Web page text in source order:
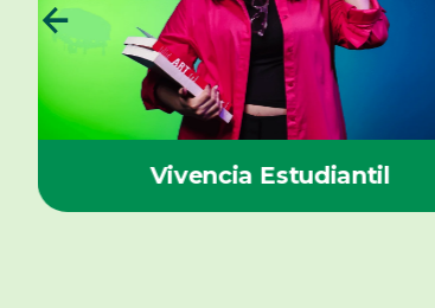
Vivencia Estudiantil